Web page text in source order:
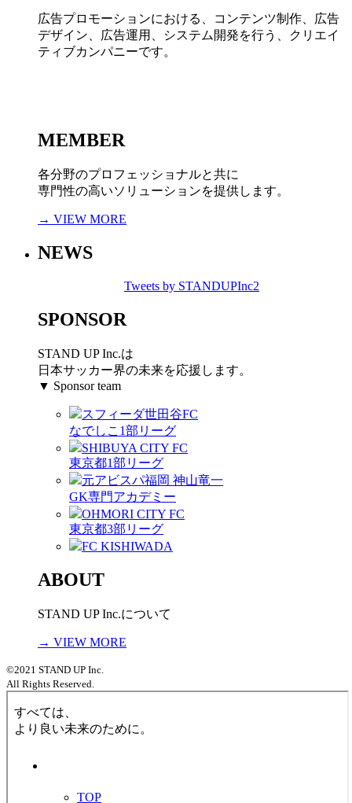
広告プロモーションにおける、コンテンツ制作、広告
デザイン、広告運用、システム開発を行う、
クリエイ
ティブカンパニーです。
MEMBER
各分野のプロフェッショナルと共に
専門性の高いソリューションを提供します。
→ VIEW MORE
NEWS
Tweets by STANDUPInc2
SPONSOR
STAND UP Inc.は
日本サッカー界の未来を応援します。
▼ Sponsor team
スフィーダ世田谷FC
なでしこ1部リーグ
SHIBUYA CITY FC
東京都1部リーグ
元アビスパ福岡 神山竜一
GK専門アカデミー
OHMORI CITY FC
東京都3部リーグ
FC KISHIWADA
ABOUT
STAND UP Inc.について
→ VIEW MORE
©2021 STAND UP Inc.
All Rights Reserved.